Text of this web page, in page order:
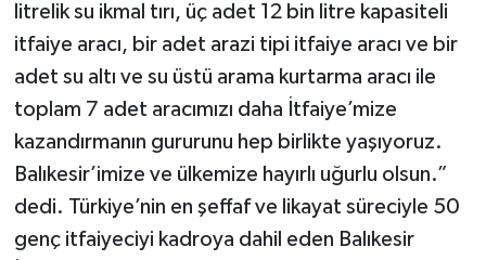
litrelik su ikmal tırı, üç adet 12 bin litre kapasiteli
itfaiye aracı, bir adet arazi tipi itfaiye aracı ve bir
adet su altı ve su üstü arama kurtarma aracı ile
toplam 7 adet aracımızı daha İtfaiye’mize
kazandırmanın gururunu hep birlikte yaşıyoruz.
Balıkesir’imize ve ülkemize hayırlı uğurlu olsun.”
dedi. Türkiye’nin en şeffaf ve likayat süreciyle 50
genç itfaiyeciyi kadroya dahil eden Balıkesir